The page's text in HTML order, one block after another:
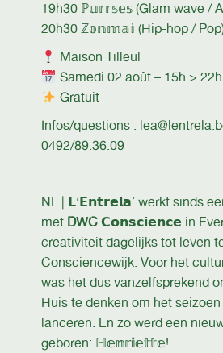
19h30 ℙ𝕦𝕣𝕣𝕤𝕖𝕤 (Glam wave /
20h30 ℤ𝕠𝕟𝕞𝕒𝕚 (Hip-hop /
Maison Tilleul
Samedi 02 août – 15h > 22h
Gratuit
Infos/questions :
0492/89.36.09
NL | 𝗟‘𝗘𝗻𝘁𝗿𝗲𝗹𝗮’ werkt sinds
met DWC 𝗖𝗼𝗻𝘀𝗰𝗶𝗲𝗻𝗰𝗲 in
creativiteit dagelijks tot leven
Consciencewijk. Voor het
was het dus vanzelfsprekend
Huis te denken om het
lanceren. En zo werd een
geboren: ℍ𝕖𝕟𝕣𝕚𝕖𝕥𝕥𝕖!